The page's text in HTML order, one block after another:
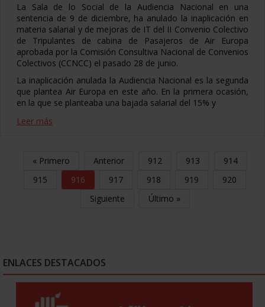
La Sala de lo Social de la Audiencia Nacional en una
sentencia de 9 de diciembre, ha anulado la inaplicación en
materia salarial y de mejoras de IT del II Convenio Colectivo
de Tripulantes de cabina de Pasajeros de Air Europa
aprobada por la Comisión Consultiva Nacional de Convenios
Colectivos (CCNCC) el pasado 28 de junio.
La inaplicación anulada la Audiencia Nacional es la segunda
que plantea Air Europa en este año. En la primera ocasión,
en la que se planteaba una bajada salarial del 15% y
Leer más
« Primero Anterior 912 913
914
915
916 917 918 919
920
Siguiente
Último »
ENLACES DESTACADOS